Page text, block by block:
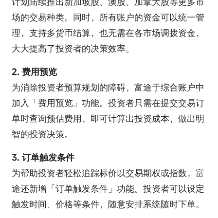
场的交易种类。同时，所有账户的资金可以统一管
理，支持多货币结算，也无需在各市场调拨资金，
大大提高了投资者的决策效率。
2. 费用预览
为消除投资者预算规划的障碍，富途于综合账户中
加入「费用预览」功能。投资者只需在提交交易订
单时查询预估费用，即可计算出投资成本，做出明
智的投资决策。
3. 订单触发条件
为帮助投资者轻松追踪标价以交易期权或指数，富
途还新增「订单触发条件」功能。投资者可以设定
触发时间、价格等条件，随意安排系统随时下单。